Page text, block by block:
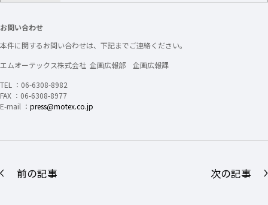
お問い合わせ
本件に関するお問い合わせは、下記までご連絡ください。
エムオーテックス株式会社 企画広報部 企画広報課
TEL ：06-6308-8982
FAX ：06-6308-8977
E-mail ： press@motex.co.jp
前の記事 次の記事